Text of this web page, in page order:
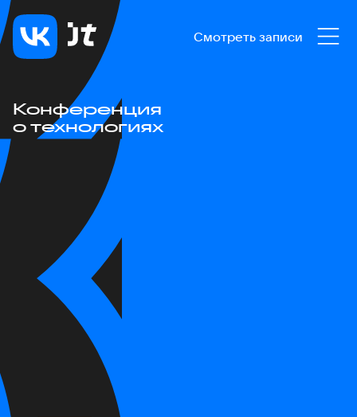
Смотреть записи
Конференция
о технологиях